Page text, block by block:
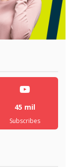
45 mil
Subscribes